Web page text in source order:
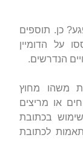
כן. תוספים
על הדומיין
הנדרשים.
משהו מחוץ
או מריצים
בכתובת
לכתובת